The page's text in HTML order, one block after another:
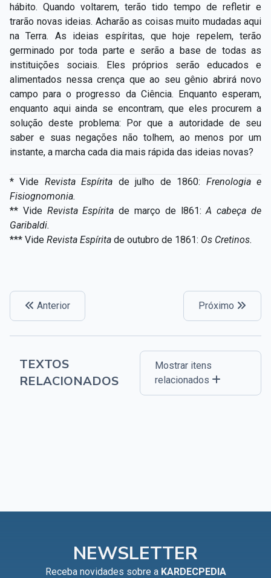
hábito. Quando voltarem, terão tido tempo de refletir e
trarão novas ideias. Acharão as coisas muito mudadas aqui
na Terra. As ideias espíritas, que hoje repelem, terão
germinado por toda parte e serão a base de todas as
instituições sociais. Eles próprios serão educados e
alimentados nessa crença que ao seu gênio abrirá novo
campo para o progresso da Ciência. Enquanto esperam,
enquanto aqui ainda se encontram, que eles procurem a
solução deste problema: Por que a autoridade de seu
saber e suas negações não tolhem, ao menos por um
instante, a marcha cada dia mais rápida das ideias novas?
*Vide Revista Espírita de julho de 1860: Frenologia e
Fisiognomonia.
** Vide Revista Espíritade março de l861:A cabeça de
Garibaldi.
*** Vide Revista Espírita de outubro de 1861: Os Cretinos.
Anterior Próximo
TEXTOS
RELACIONADOS
Mostrar itens
relacionados
NEWSLETTER
Receba novidades sobre a KARDECPEDIA